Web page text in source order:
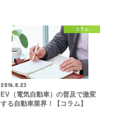
コラム
2016.8.23
EV（電気自動車）の普及で激変
する自動車業界！【コラム】